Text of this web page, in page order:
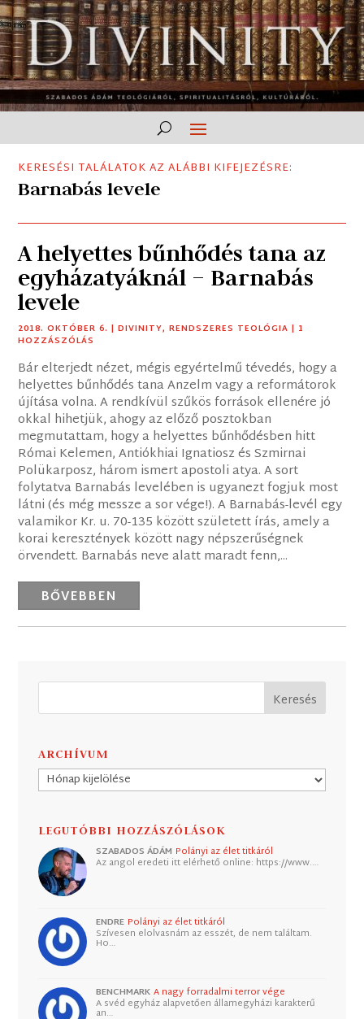
KERESÉSI TALÁLATOK AZ ALÁBBI KIFEJEZÉSRE:
Barnabás levele
A helyettes bűnhődés tana az
egyházatyáknál – Barnabás
levele
2018. OKTÓBER 6. |DIVINITY,RENDSZERES TEOLÓGIA | 1
HOZZÁSZÓLÁS
Bár elterjedt nézet, mégis egyértelmű tévedés, hogy a
helyettes bűnhődés tana Anzelm vagy a reformátorok
újítása volna. A rendkívül szűkös források ellenére jó
okkal hihetjük, ahogy az előző posztokban
megmutattam, hogy a helyettes bűnhődésben hitt
Római Kelemen, Antiókhiai Ignatiosz és Szmirnai
Polükarposz, három ismert apostoli atya. A sort
folytatva Barnabás levelében is ugyanezt fogjuk most
látni (és még messze a sor vége!). A Barnabás-levél egy
valamikor Kr. u. 70-135 között született írás, amely a
korai keresztények között nagy népszerűségnek
örvendett. Barnabás neve alatt maradt fenn,...
BŐVEBBEN
ARCHÍVUM
Archívum
LEGUTÓBBI HOZZÁSZÓLÁSOK
SZABADOS ÁDÁM Polányi az élet titkáról
Az angol eredeti itt elérhető online: https://www.…
ENDRE Polányi az élet titkáról
Szívesen elolvasnám az esszét, de nem találtam.
Ho…
BENCHMARK A nagy forradalmi terror vége
A svéd egyház alapvetően államegyházi karakterű
an…